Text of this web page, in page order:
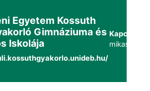
Egyetem Kossuth
Gimnáziuma és
Iskolája
Kapcsolat: